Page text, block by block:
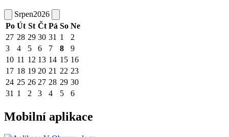
Srpen2026
Po Út St Čt Pá So Ne
27 28 29 30 31 1
2
3
4 5 6 7 8
9
10 11 12 13 14 15 16
17 18 19 20 21 22 23
24 25 26 27 28 29 30
31 1 2 3 4 5 6
Mobilní aplikace